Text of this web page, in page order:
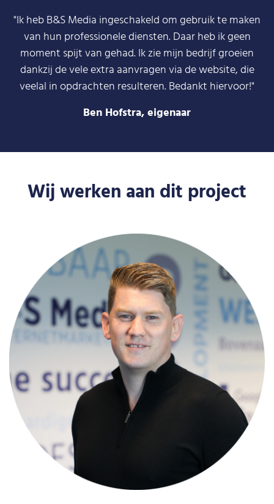
"Ik heb B&S Media ingeschakeld om gebruik te maken
van hun professionele diensten. Daar heb ik geen
moment spijt van gehad. Ik zie mijn bedrijf groeien
dankzij de vele extra aanvragen via de website, die
veelal in opdrachten resulteren. Bedankt hiervoor!"
Ben Hofstra, eigenaar
Wij werken aan dit project